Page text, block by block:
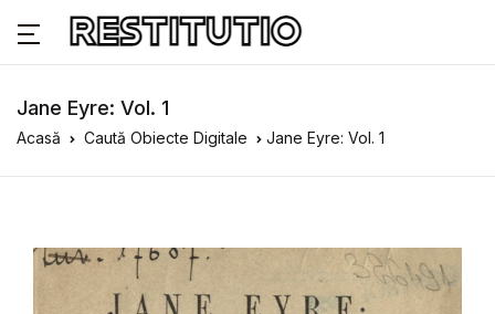
Jane Eyre: Vol. 1
Acasă Caută Obiecte Digitale Jane Eyre: Vol. 1